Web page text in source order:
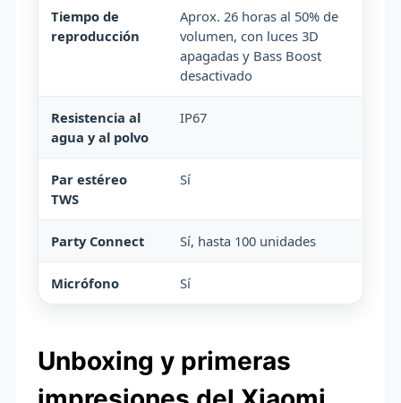
Tiempo de
reproducción
Aprox. 26 horas al 50% de
volumen, con luces 3D
apagadas y Bass Boost
desactivado
Resistencia al
agua y al polvo
IP67
Par estéreo
TWS
Sí
Party Connect Sí, hasta 100 unidades
Micrófono Sí
Unboxing y primeras